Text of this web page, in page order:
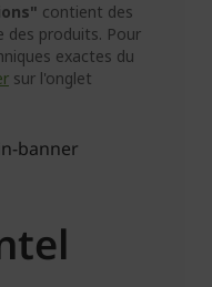
contient des
des produits. Pour
exactes du
sur l'onglet